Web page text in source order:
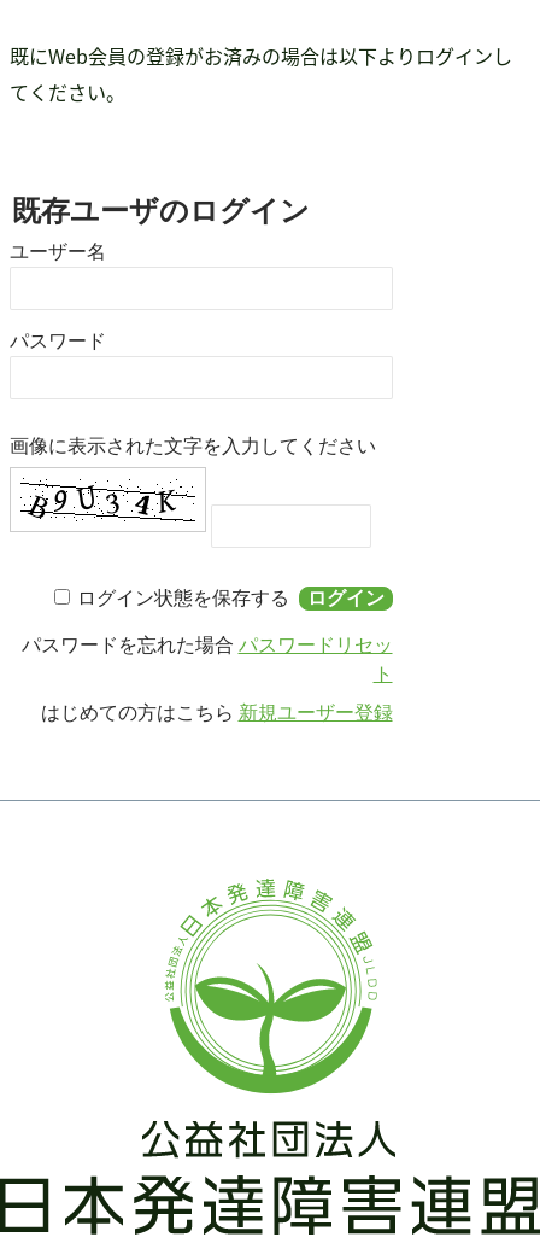
既にWeb会員の登録がお済みの場合は以下よりログインし
てください。
既存ユーザのログイン
ユーザー名
パスワード
画像に表示された文字を入力してください
ログイン状態を保存する
パスワードを忘れた場合 パスワードリセッ
ト
はじめての方はこちら 新規ユーザー登録
国内事業
啓発事業
書籍・DVD販売
書籍・DVD販売
おすすめ書籍
支援のお願い
会員募集